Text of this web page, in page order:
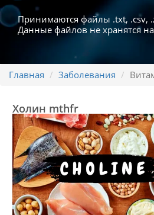
Принимаются файлы .txt, .csv,
Данные файлов не хранятся
Главная Заболевания
Холин mthfr